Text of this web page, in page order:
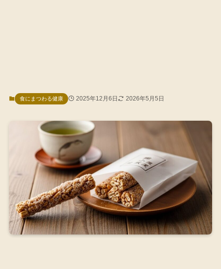
食にまつわる健康 2025年12月6日 2026年5月5日